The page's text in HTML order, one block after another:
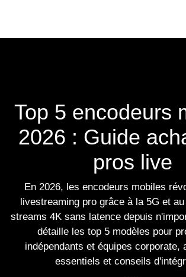
Top 5 encodeurs
2026 : Guide
pros live
En 2026, les encodeurs mobiles
livestreaming pro grâce à la 5G et
streams 4K sans latence depuis
détaille les top 5 modèles pour
indépendants et équipes corporate,
essentiels et conseils